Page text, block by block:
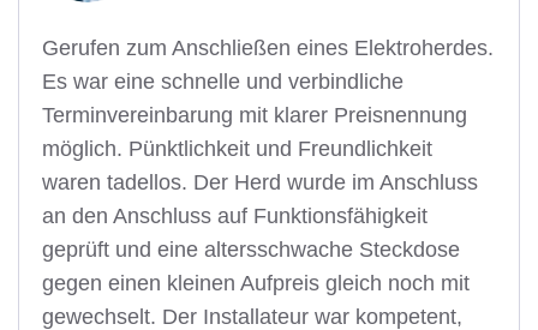
Gerufen zum Anschließen eines Elektroherdes.
Es war eine schnelle und verbindliche
Terminvereinbarung mit klarer Preisnennung
möglich. Pünktlichkeit und Freundlichkeit
waren tadellos. Der Herd wurde im Anschluss
an den Anschluss auf Funktionsfähigkeit
geprüft und eine altersschwache Steckdose
gegen einen kleinen Aufpreis gleich noch mit
gewechselt. Der Installateur war kompetent,